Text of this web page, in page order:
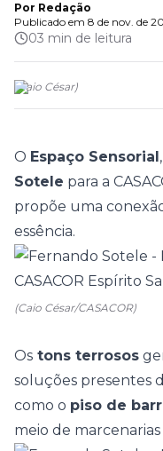
Por Redação
Publicado em 8 de nov. de
03 min de leitura
(Caio César)
O Espaço Sensorial
Sotele para a
propõe uma
essência.
(Caio César/CASACOR)
Os tons terrosos
soluções presentes
como o piso de
meio de